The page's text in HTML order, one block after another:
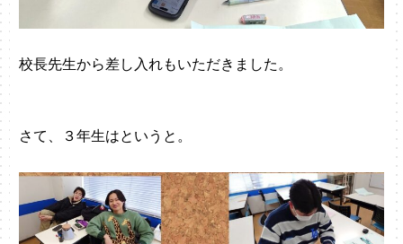
校長先生から差し入れもいただきました。
さて、３年生はというと。